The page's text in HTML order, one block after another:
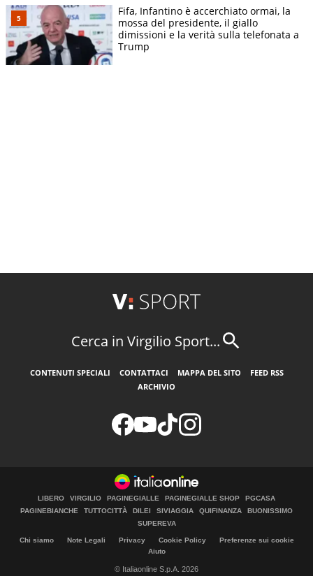
Fifa, Infantino è accerchiato ormai, la
mossa del presidente, il giallo
dimissioni e la verità sulla telefonata a
Trump
Cerca in Virgilio Sport...
CONTENUTI SPECIALI CONTATTACI MAPPA DEL SITO
FEED RSS
ARCHIVIO
LIBERO VIRGILIO PAGINEGIALLE PAGINEGIALLE SHOP
PGCASA
PAGINEBIANCHE
TUTTOCITTÀ DILEI SIVIAGGIA QUIFINANZA
BUONISSIMO
SUPEREVA
Chi siamo Note Legali Privacy Cookie Policy
Preferenze sui cookie
Aiuto
© Italiaonline S.p.A. 2026